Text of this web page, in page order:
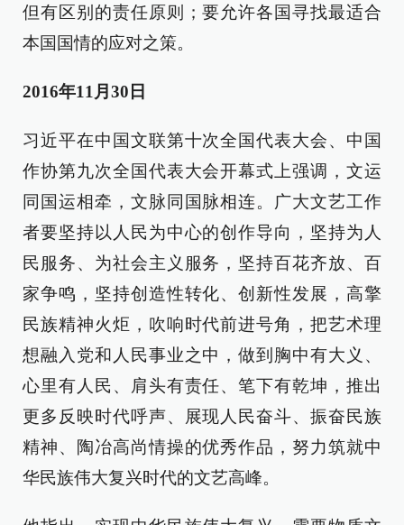
但有区别的责任原则；要允许各国寻找最适合
本国国情的应对之策。
2016年11月30日
习近平在中国文联第十次全国代表大会、中国
作协第九次全国代表大会开幕式上强调，文运
同国运相牵，文脉同国脉相连。广大文艺工作
者要坚持以人民为中心的创作导向，坚持为人
民服务、为社会主义服务，坚持百花齐放、百
家争鸣，坚持创造性转化、创新性发展，高擎
民族精神火炬，吹响时代前进号角，把艺术理
想融入党和人民事业之中，做到胸中有大义、
心里有人民、肩头有责任、笔下有乾坤，推出
更多反映时代呼声、展现人民奋斗、振奋民族
精神、陶冶高尚情操的优秀作品，努力筑就中
华民族伟大复兴时代的文艺高峰。